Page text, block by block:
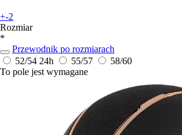
+-2
Rozmiar
*
Przewodnik po rozmiarach
52/54 24h 55/57
58/60
To pole jest wymagane